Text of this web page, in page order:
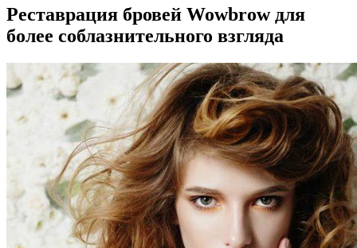
Реставрация бровей Wowbrow для
более соблазнительного взгляда